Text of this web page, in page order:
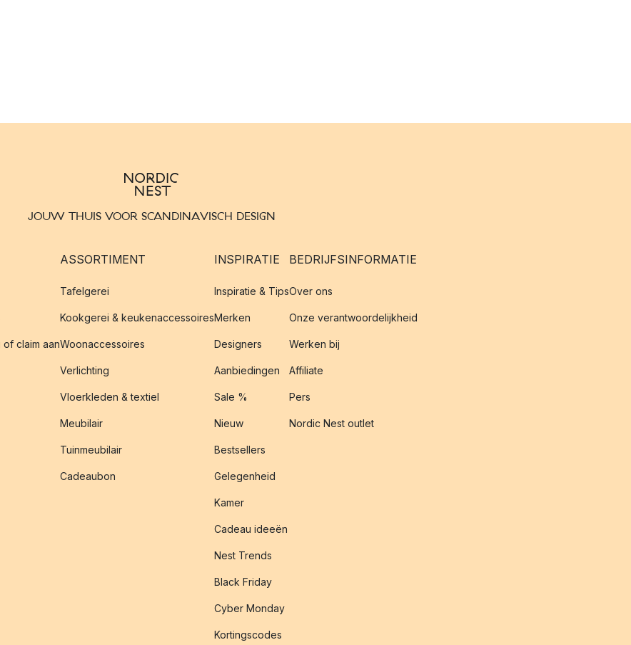
JOUW THUIS VOOR SCANDINAVISCH DESIGN
claim aan
ASSORTIMENT
Tafelgerei
Kookgerei & keukenaccessoires
Woonaccessoires
Verlichting
Vloerkleden & textiel
Meubilair
Tuinmeubilair
Cadeaubon
INSPIRATIE
Inspiratie & Tips
Merken
Designers
Aanbiedingen
Sale %
Nieuw
Bestsellers
Gelegenheid
Kamer
Cadeau ideeën
Nest Trends
Black Friday
Cyber Monday
Kortingscodes
BEDRIJFSINFORMATIE
Over ons
Onze verantwoordelijkheid
Werken bij
Affiliate
Pers
Nordic Nest outlet